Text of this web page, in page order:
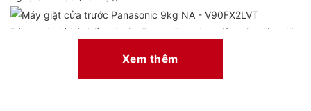
Bên cạnh đó hệ thống ActiveFoam sẽ tạo bọt siêu mịn, đậm đặc
đến vẻ ngoài sạch sẽ, trắng sáng cho quần áo của bạn.
Xem thêm